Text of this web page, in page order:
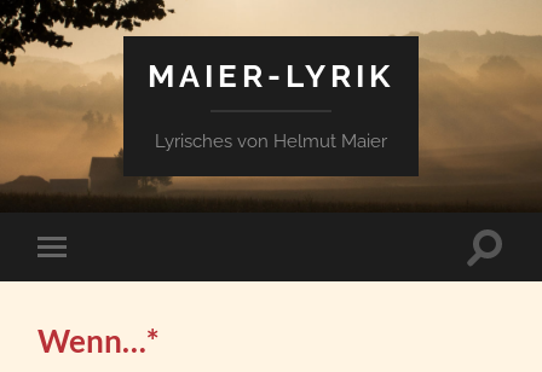
MAIER-LYRIK
Lyrisches von Helmut Maier
Mobile-
Menü
Wenn…*